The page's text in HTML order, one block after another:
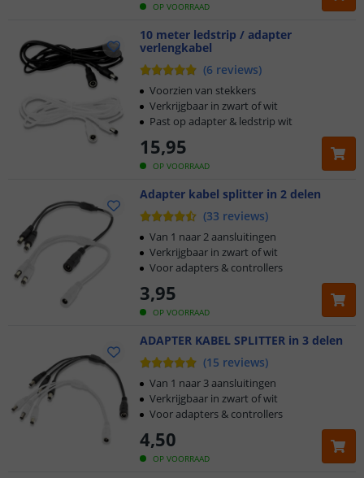
OP VOORRAAD
10 meter ledstrip / adapter
verlengkabel
(6 reviews)
OP VOORRAAD
15,95
Voorzien van stekkers
Verkrijgbaar in zwart of wit
Past op adapter & ledstrip wit
Adapter kabel splitter in 2 delen
(33 reviews)
OP VOORRAAD
3,95
Van 1 naar 2 aansluitingen
Verkrijgbaar in zwart of wit
Voor adapters & controllers
ADAPTER KABEL SPLITTER in 3 delen
(15 reviews)
OP VOORRAAD
4,50
Van 1 naar 3 aansluitingen
Verkrijgbaar in zwart of wit
Voor adapters & controllers